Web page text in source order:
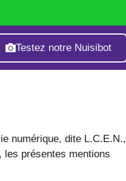
Testez notre Nuisibot
Guêpes & Frelons
numérique, dite L.C.E.N.,
présentes mentions